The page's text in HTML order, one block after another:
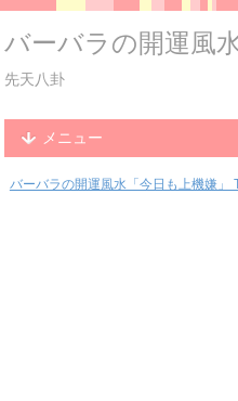
バーバラの開運風
先天八卦
メニュー
バーバラの開運風水「今日も上機嫌」